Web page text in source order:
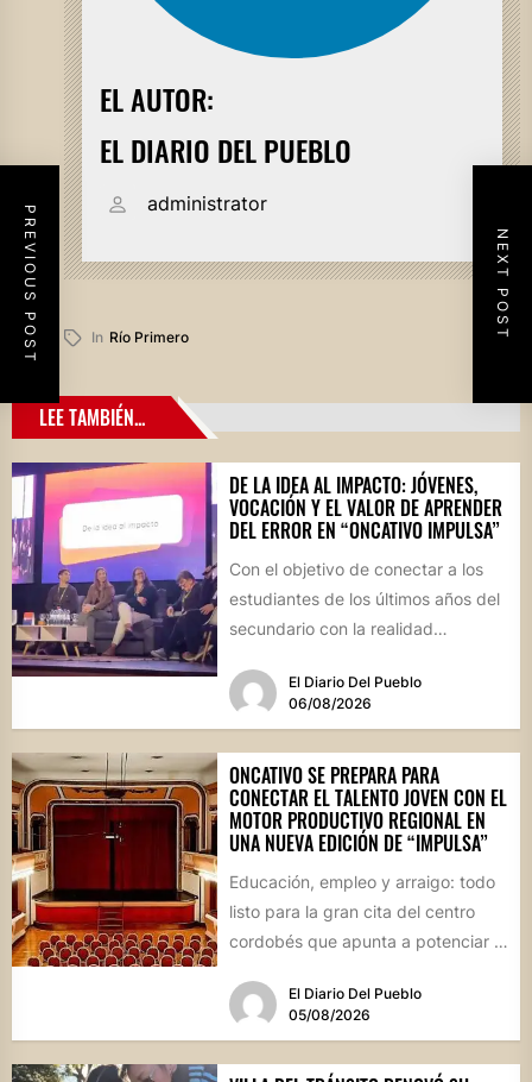
EL AUTOR:
EL DIARIO DEL PUEBLO
administrator
In Río Primero
PREVIOUS POST NEXT POST
LEE TAMBIÉN...
DE LA IDEA AL IMPACTO: JÓVENES,
VOCACIÓN Y EL VALOR DE APRENDER
DEL ERROR EN “ONCATIVO IMPULSA”
Con el objetivo de conectar a los
estudiantes de los últimos años del
secundario con la realidad
El Diario Del Pueblo
06/08/2026
ONCATIVO SE PREPARA PARA
CONECTAR EL TALENTO JOVEN CON EL
MOTOR PRODUCTIVO REGIONAL EN
UNA NUEVA EDICIÓN DE “IMPULSA”
Educación, empleo y arraigo: todo
listo para la gran cita del centro
cordobés que apunta a potenciar el
El Diario Del Pueblo
05/08/2026